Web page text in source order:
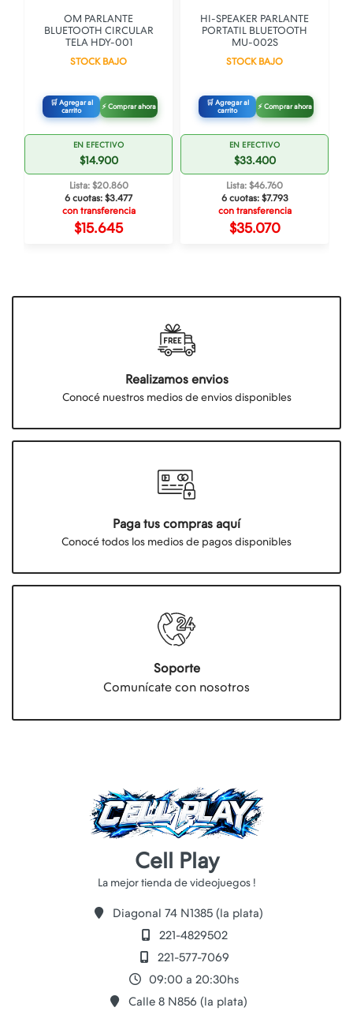
OM PARLANTE
BLUETOOTH CIRCULAR
TELA HDY-001
STOCK BAJO
🛒 Agregar al
carrito
⚡ Comprar ahora
EN EFECTIVO
$14.900
Lista: $20.860
6 cuotas: $3.477
con transferencia
$15.645
HI-SPEAKER PARLANTE
PORTATIL BLUETOOTH
MU-002S
STOCK BAJO
🛒 Agregar al
carrito
⚡ Comprar ahora
EN EFECTIVO
$33.400
Lista: $46.760
6 cuotas: $7.793
con transferencia
$35.070
Realizamos envios
Conocé nuestros medios de envios disponibles
Paga tus compras aquí
Conocé todos los medios de pagos disponibles
Soporte
Comunícate con nosotros
Cell Play
Diagonal 74 N1385 (la plata)
221-4829502
221-577-7069
09:00 a 20:30hs
Calle 8 N856 (la plata)